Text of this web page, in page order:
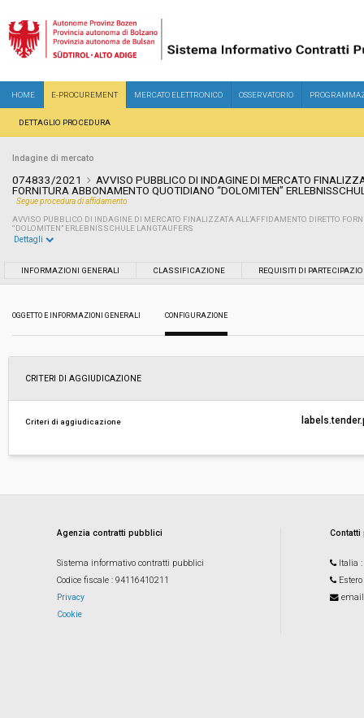
HOME E-PROCUREMENT MERCATO ELETTRONICO OSSERVATORIO
DETTAGLIO PROCEDURA
Indagine di mercato
074833/2021
AVVISO PUBBLICO DI INDAGINE DI MERCATO
FORNITURA ABBONAMENTO QUOTIDIANO “DOLOMITEN”
Segue procedura di affidamento
AVVISO PUBBLICO DI INDAGINE DI MERCATO FINALIZZATA ALL’AFFIDAMENTO DIRETTO
“DOLOMITEN” ERLEBNISSCHULE LANGTAUFERS
Importo a base di gara soggetto a
Costi di sicurezza non soggetti a
Dettagli
INFORMAZIONI GENERALI CLASSIFICAZIONE REQUISITI DI
OGGETTO E INFORMAZIONI GENERALI CONFIGURAZIONE
CRITERI DI AGGIUDICAZIONE
Criteri di aggiudicazione
Agenzia contratti pubblici
Sistema informativo contratti pubblici
Codice fiscale : 94116410211
Privacy
Cookie
Italia
Estero
email